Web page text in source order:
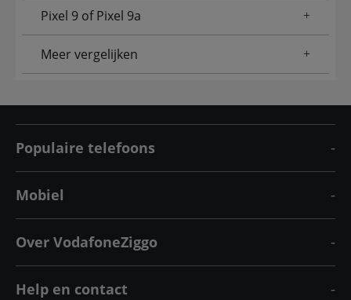
Pixel 9 of Pixel 9a
Meer vergelijken
Populaire telefoons
Mobiel
Over VodafoneZiggo
Help en contact